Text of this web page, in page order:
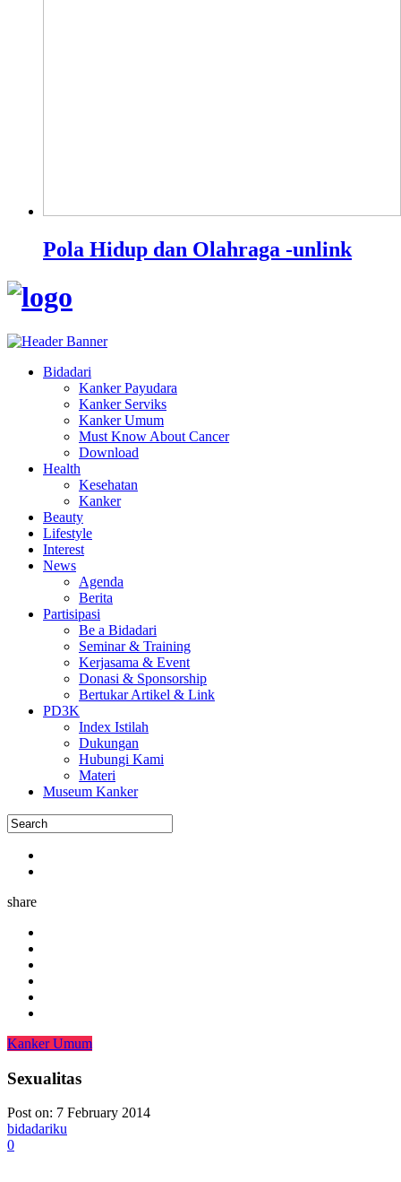
Pola Hidup dan Olahraga -unlink
Bidadari
Kanker Payudara
Kanker Serviks
Kanker Umum
Must Know About Cancer
Download
Health
Kesehatan
Kanker
Beauty
Lifestyle
Interest
News
Agenda
Berita
Partisipasi
Be a Bidadari
Seminar & Training
Kerjasama & Event
Donasi & Sponsorship
Bertukar Artikel & Link
PD3K
Index Istilah
Dukungan
Hubungi Kami
Materi
Museum Kanker
share
Kanker Umum
Sexualitas
Post on: 7 February 2014
bidadariku
0